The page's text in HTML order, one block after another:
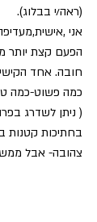
(ראה/י בבלוג).
אני
הפעם קצת
חובה. אחד
כמה פשוט-כמה
( ניתן לשדרג
בחתיכות קטנות
צהובה- אבל